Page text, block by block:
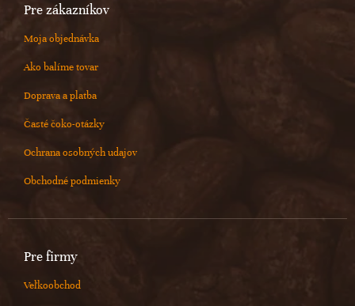
Pre zákazníkov
Moja objednávka
Ako balíme tovar
Doprava a platba
Časté čoko-otázky
Ochrana osobných udajov
Obchodné podmienky
Pre firmy
Veľkoobchod